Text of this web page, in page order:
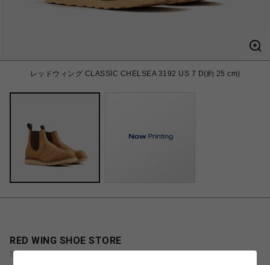
レッドウィング CLASSIC CHELSEA 3192 US 7 D(約 25 cm)
RED WING SHOE STORE
渋谷PARCO